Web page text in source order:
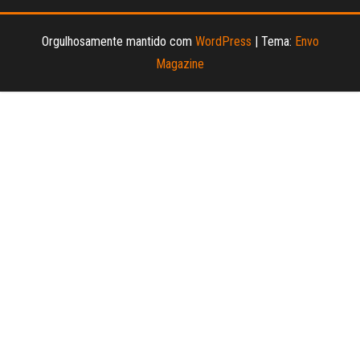
Orgulhosamente mantido com WordPress Tema: Envo
Magazine